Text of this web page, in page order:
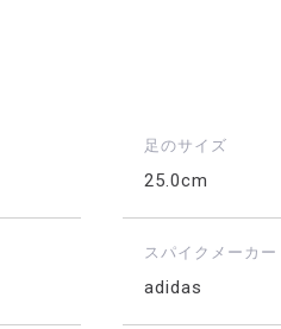
足のサイズ
25.0cm
スパイクメーカー
adidas